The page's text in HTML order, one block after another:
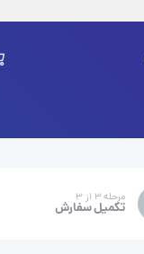
مرحله ۳ از ۳
تکمیل سفارش